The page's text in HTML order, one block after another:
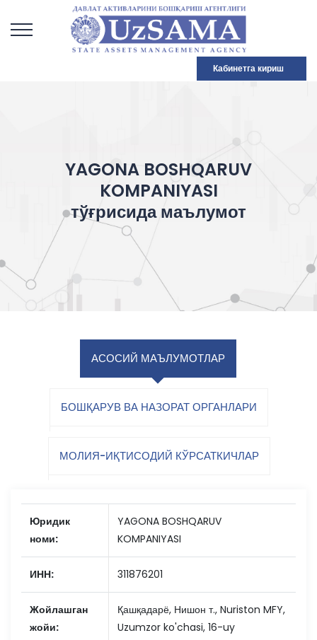
Кабинетга кириш
YAGONA BOSHQARUV
KOMPANIYASI
тўғрисида маълумот
АСОСИЙ МАЪЛУМОТЛАР
БОШҚАРУВ ВА НАЗОРАТ ОРГАНЛАРИ
МОЛИЯ-ИҚТИСОДИЙ КЎРСАТКИЧЛАР
Юридик
номи:
YAGONA BOSHQARUV
KOMPANIYASI
ИНН: 311876201
Жойлашган
жойи:
Қашқадарё, Нишон т., Nuriston MFY,
Uzumzor ko'chasi, 16-uy